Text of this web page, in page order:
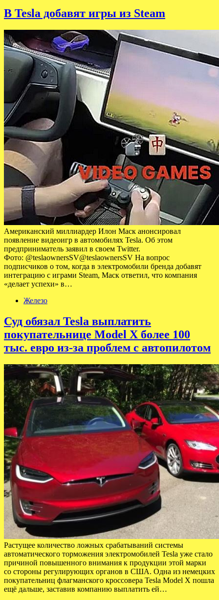
В Tesla добавят игры из Steam
Американский миллиардер Илон Маск анонсировал
появление видеоигр в автомобилях Tesla. Об этом
предприниматель заявил в своем Twitter.
Фото: @teslaownersSV@teslaownersSV На вопрос
подписчиков о том, когда в электромобили бренда добавят
интеграцию с играми Steam, Маск ответил, что компания
«делает успехи» в…
Железо
Суд обязал Tesla выплатить
покупательнице Model X более 100
тыс. евро из-за проблем с автопилотом
Растущее количество ложных срабатываний системы
автоматического торможения электромобилей Tesla уже стало
причиной повышенного внимания к продукции этой марки
со стороны регулирующих органов в США. Одна из немецких
покупательниц флагманского кроссовера Tesla Model X пошла
ещё дальше, заставив компанию выплатить ей…